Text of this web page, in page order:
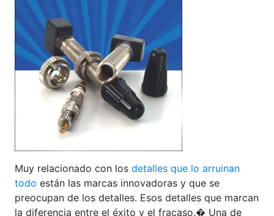
Muy relacionado con los detalles que lo arruinan
todo están las marcas innovadoras y que se
preocupan de los detalles. Esos detalles que marcan
la diferencia entre el éxito y el fracaso.� Una de